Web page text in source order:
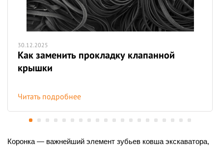
30.12.2025
Как заменить прокладку клапанной
крышки
Читать подробнее
Коронка — важнейший элемент зубьев ковша экскаватора,